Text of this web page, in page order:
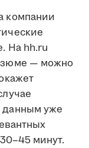
компании
На hh.ru
— можно
данным уже
минут.